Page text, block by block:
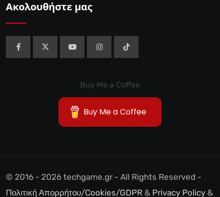
Ακολουθήστε μας
Buy Me a Coffee
Buy Me a Coffee
© 2016 - 2026 techgame.gr - All Rights Reserved -
Πολιτική Απορρήτου/Cookies/GDPR & Privacy Policy &